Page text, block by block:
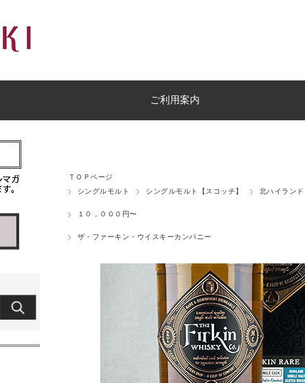
ご利用案内
ＴＯＰページ
シングルモルト
シングルモルト【スコッチ】 北ハイランド
１０，０００円〜
ザ・ファーキン・ウイスキーカンパニー